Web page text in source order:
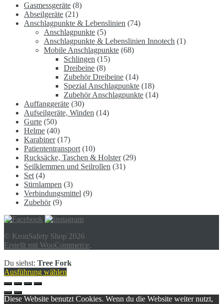
Gasmessgeräte (8)
Abseilgeräte (21)
Anschlagpunkte & Lebenslinien (74)
Anschlagpunkte (5)
Anschlagpunkte & Lebenslinien Innotech (1)
Mobile Anschlagpunkte (68)
Schlingen (15)
Dreibeine (8)
Zubehör Dreibeine (14)
Spezial Anschlagpunkte (18)
Zubehör Anschlagpunkte (14)
Auffanggeräte (30)
Aufseilgeräte, Winden (14)
Gurte (50)
Helme (40)
Karabiner (17)
Patiententransport (10)
Rucksäcke, Taschen & Holster (29)
Seilklemmen und Seilrollen (31)
Set (4)
Stirnlampen (3)
Verbindungsmittel (9)
Zubehör (9)
© KronSafety Shop 2026
Erstellt mit WooCommerce.
Du siehst: Tree Fork
Ausführung wählen
Diese Website benutzt Cookies. Wenn du die Website weiter nutzt,